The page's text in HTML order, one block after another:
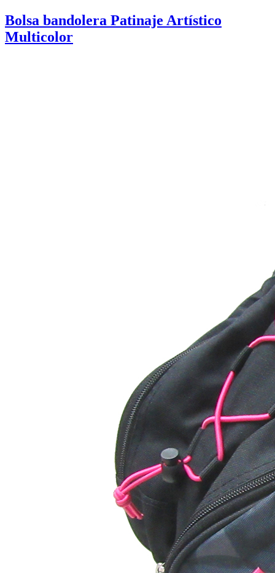
Bolsa bandolera Patinaje Artístico
Multicolor